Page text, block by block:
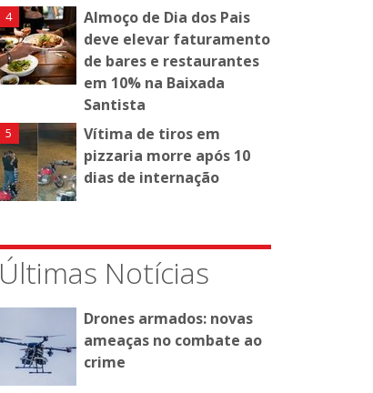
Almoço de Dia dos Pais
deve elevar faturamento
de bares e restaurantes
em 10% na Baixada
Santista
Vítima de tiros em
pizzaria morre após 10
dias de internação
Últimas Notícias
Drones armados: novas
ameaças no combate ao
crime